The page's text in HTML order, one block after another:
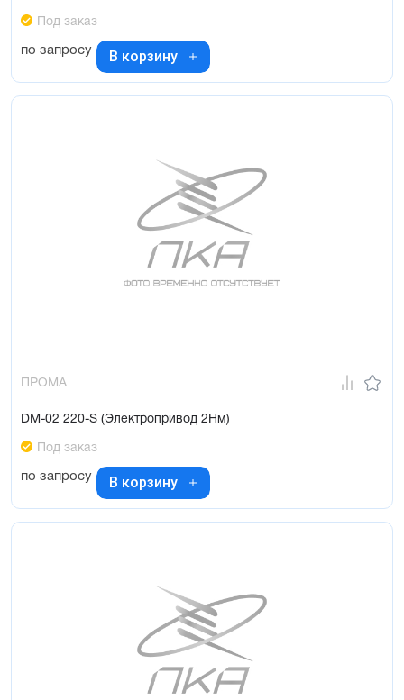
Под заказ
по запросу В корзину
ПРОМА
DM-02 220-S (Электропривод 2Нм)
Под заказ
по запросу В корзину